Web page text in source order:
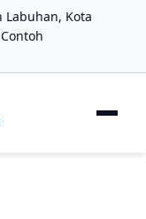
Labuhan, Kota